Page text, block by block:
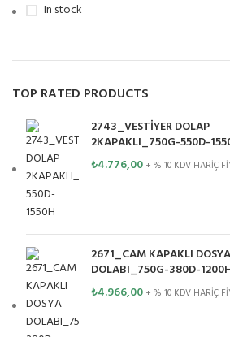
In stock
TOP RATED PRODUCTS
2743_VESTİYER DOLAP
2KAPAKLI_750G-550D-
₺4.776,00 + % 10 KDV HARİÇ
2671_CAM KAPAKLI DOSYA
DOLABI_750G-380D-
₺4.966,00 + % 10 KDV HARİÇ